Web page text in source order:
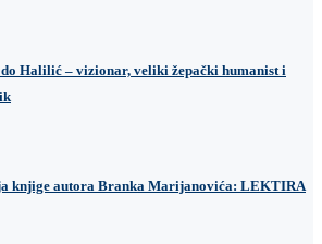
Halilić – vizionar, veliki žepački humanist i
knjige autora Branka Marijanovića: LEKTIRA